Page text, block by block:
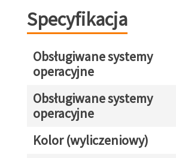
Specyfikacja
Obsługiwane systemy
operacyjne
Obsługiwane systemy
operacyjne
Kolor (wyliczeniowy)